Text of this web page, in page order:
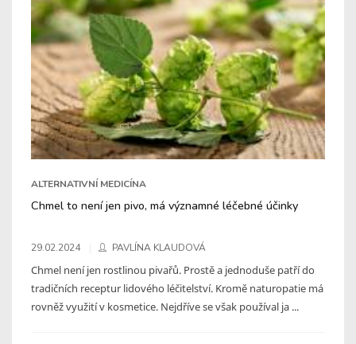
ALTERNATIVNÍ MEDICÍNA
Chmel to není jen pivo, má významné léčebné účinky
29.02.2024 PAVLÍNA KLAUDOVÁ
Chmel není jen rostlinou pivařů. Prostě a jednoduše patří do
tradičních receptur lidového léčitelství. Kromě naturopatie má
rovněž využití v kosmetice. Nejdříve se však používal ja ...